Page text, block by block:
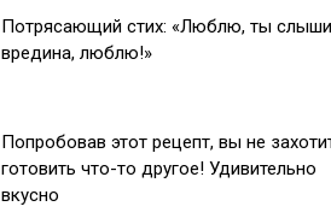
Потрясающий стих: «Люблю, ты
вредина, люблю!»
Попробовав этот рецепт, вы не
готовить что-то другое! Удивительно
вкусно